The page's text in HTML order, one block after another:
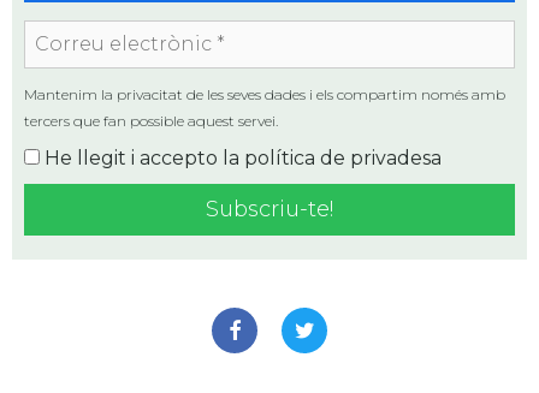
electrònic
*
Mantenim la privacitat de les seves dades i els compartim només amb
tercers que fan possible aquest servei.
He llegit i accepto la política de privadesa